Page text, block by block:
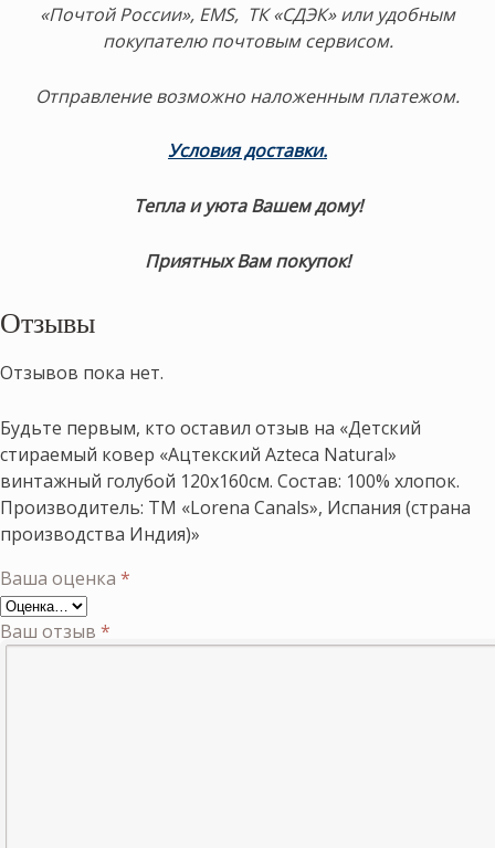
«Почтой России», EMS, ТК «СДЭК» или удобным
покупателю почтовым сервисом.
Отправление возможно наложенным платежом.
Условия доставки.
Тепла и уюта Вашем дому!
Приятных Вам покупок!
Отзывы
Отзывов пока нет.
Будьте первым, кто оставил отзыв на «Детский
стираемый ковер «Ацтекский Azteca Natural»
винтажный голубой 120х160см. Состав: 100% хлопок.
Производитель: ТМ «Lorena Canals», Испания (страна
производства Индия)»
Ваша оценка *
Ваш отзыв *